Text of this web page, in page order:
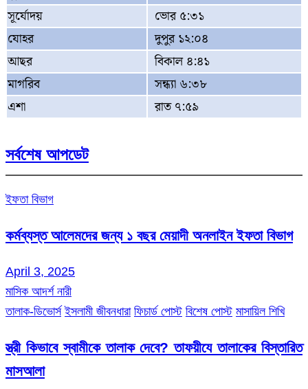
সূর্যোদয়
ভোর ৫:৩১
যোহর
দুপুর ১২:০৪
আছর
বিকাল ৪:৪১
মাগরিব
সন্ধ্যা ৬:৩৮
এশা
রাত ৭:৫৯
সর্বশেষ আপডেট
ইফতা বিভাগ
কর্মব্যস্ত আলেমদের জন্য ১ বছর মেয়াদী অনলাইন ইফতা বিভাগ
April 3, 2025
মাসিক আদর্শ নারী
তালাক-ডিভোর্স ইসলামী জীবনধারা ফিচার্ড পোস্ট বিশেষ পোস্ট মাসায়িল শিখি
স্ত্রী কিভাবে স্বামীকে তালাক দেবে? তাফয়ীযে তালাকের বিস্তারিত
মাসআলা